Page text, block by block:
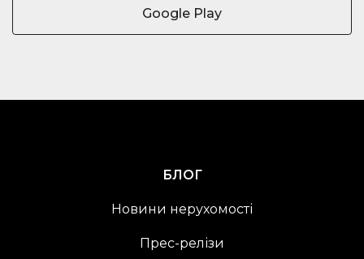
Google Play
БЛОГ
Новини нерухомості
Прес-релізи